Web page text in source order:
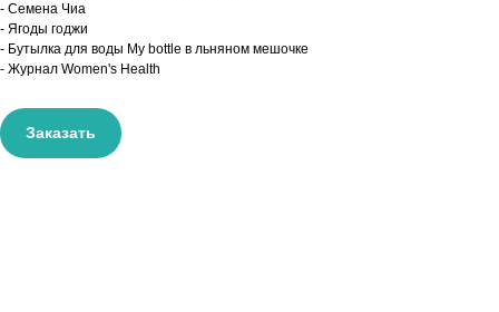
- Семена Чиа
- Ягоды годжи
- Бутылка для воды My bottle в льняном мешочке
- Журнал Women's Health
Заказать